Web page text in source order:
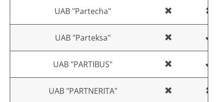
UAB "Partecha"
UAB "Parteksa"
UAB "PARTIBUS"
UAB "PARTNERITA"